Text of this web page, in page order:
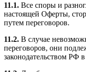
11.1. Все споры и
настоящей Оферты,
путем переговоров.
11.2. В случае
переговоров, они
законодательством РФ